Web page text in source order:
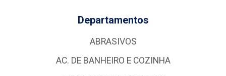
Departamentos
ABRASIVOS
AC. DE BANHEIRO E COZINHA